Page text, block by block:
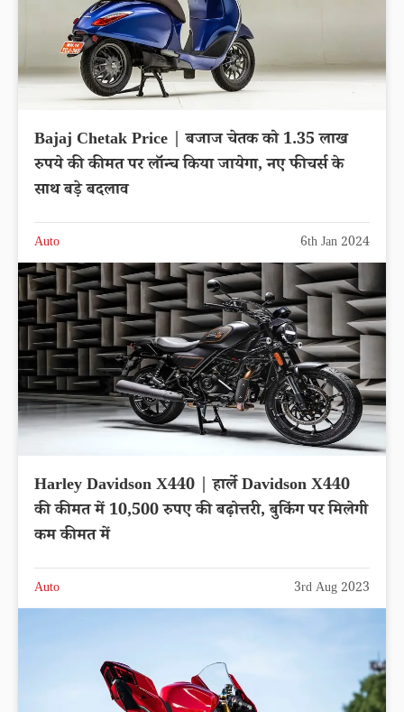
Bajaj Chetak Price | बजाज चेतक को 1.35 लाख
रुपये की कीमत पर लॉन्च किया जायेगा, नए फीचर्स के
साथ बड़े बदलाव
Auto 6th Jan 2024
Harley Davidson X440 | हार्ले Davidson X440
की कीमत में 10,500 रुपए की बढ़ोत्तरी, बुकिंग पर मिलेगी
कम कीमत में
Auto 3rd Aug 2023